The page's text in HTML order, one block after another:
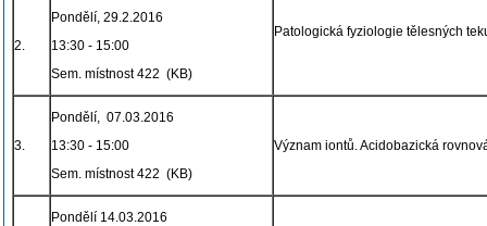
2.
Pondělí, 29.2.2016
13:30 - 15:00
Sem. místnost 422 (KB)
Patologická fyziologie tělesných
3.
Pondělí, 07.03.2016
13:30 - 15:00
Sem. místnost 422 (KB)
Význam iontů. Acidobazická
Pondělí 14.03.2016